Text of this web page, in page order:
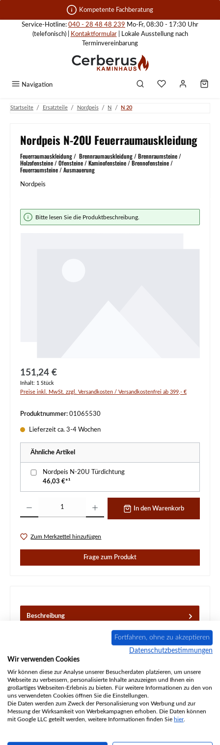
Zum Hauptinhalt springen Kompetente Fachberatung
Service-Hotline: 040 - 28 48 48 239 Mo-Fr, 08:30 - 17:30 Uhr
(telefonisch) |
Kontaktformular| Lokale Ausstellung nach
Terminvereinbarung
Navigation
Startseite / Ersatzteile / Nordpeis / N / N 20
Nordpeis N-20U Feuerraumauskleidung
Feuerraumauskleidung / Brennraumauskleidung / Brennraumsteine /
Holzofensteine / Ofensteine / Kaminofensteine / Brennofensteine /
Feuerraumsteine / Ausmauerung
Nordpeis
Bildergalerie überspringen
Bitte lesen Sie die Produktbeschreibung.
Regulärer Preis:
151,24 €
Inhalt: 1 Stück
Preise inkl. MwSt. zzgl. Versandkosten / Versandkostenfrei ab 399,- €
Produktnummer: 01065530
Lieferzeit ca. 3-4 Wochen
Ähnliche Artikel
Nordpeis N-20U Türdichtung
46,03 €*¹
In den Warenkorb
Zum Merkzettel hinzufügen
Frage zum Produkt
Beschreibung
Original Feuerraumauskleidung für den Heizeinsatz
Nordpeis N-20U Nordpeis N-20U Feuerraumauskleidung
Eigenschaften
Angaben zur Produktsicherheit
Fortfahren, ohne zu akzeptieren
Datenschutzbestimmungen
Wir verwenden Cookies
Wir können diese zur Analyse unserer Besucherdaten platzieren, um unsere
Webseite zu verbessern, personalisierte Inhalte anzuzeigen und Ihnen ein
großartiges Webseiten-Erlebnis zu bieten. Für weitere Informationen zu den von
uns verwendeten Cookies öffnen Sie die Einstellungen.
Die Daten werden zum Zweck der Personalisierung von Werbung und zur
Messung der Wirksamkeit von Werbekampagnen erhoben. Die Daten können
mit Google LLC geteilt werden, weitere Informationen finden Sie hier.